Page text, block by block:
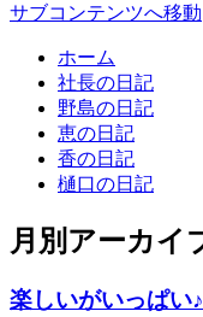
サブコンテンツへ移動
ホーム
社長の日記
野島の日記
恵の日記
香の日記
樋口の日記
月別アーカイ
楽しいがいっぱい♪